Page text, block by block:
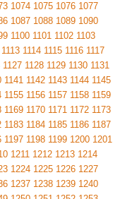
1074 1075 1076 1077
1087 1088 1089 1090
1100 1101 1102 1103
1113 1114 1115 1116 1117
1127 1128 1129 1130 1131
1141 1142 1143 1144 1145
1155 1156 1157 1158 1159
1169 1170 1171 1172 1173
1183 1184 1185 1186 1187
1197 1198 1199 1200 1201
1211 1212 1213 1214
1224 1225 1226 1227
1237 1238 1239 1240